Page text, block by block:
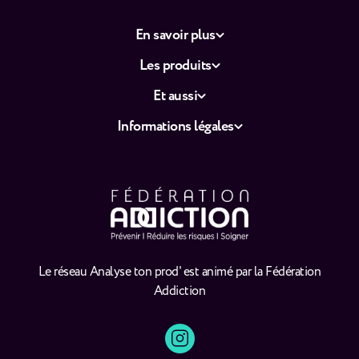
Le réseau Analyse ton prod' est animé par la Fédération
Addiction
En savoir plus
Les produits
Et aussi
Informations légales